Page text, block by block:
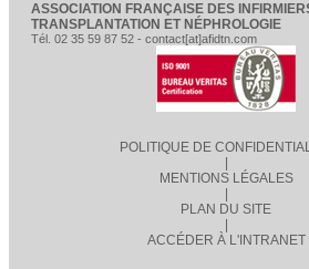
ASSOCIATION FRANÇAISE DES
TRANSPLANTATION ET NÉPHROLOGIE
Tél. 02 35 59 87 52 - contact[at]afidtn.com
POLITIQUE DE
MENTIONS LÉGALES
PLAN DU SITE
ACCÉDER À L'INTRANET